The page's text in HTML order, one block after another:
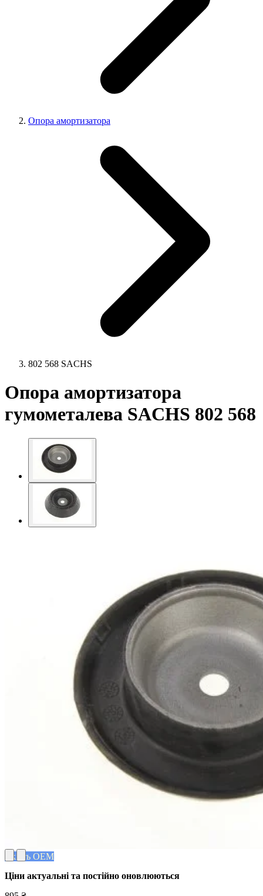
Опора амортизатора
802 568 SACHS
Опора амортизатора
гумометалева SACHS 802 568
Якість OEM
Ціни актуальні та постійно оновлюються